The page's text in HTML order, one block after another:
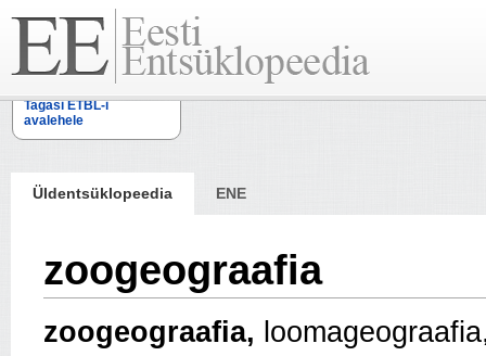
Tagasi ETBL-i
avalehele
Üldentsüklopeedia ENE
zoogeograafia
zoogeograafia,